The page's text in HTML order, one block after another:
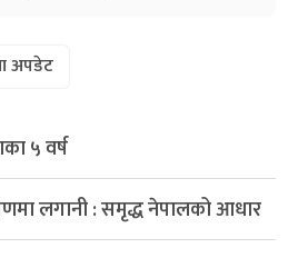
अपडेट
५ वर्ष
लगानी : समृद्ध नेपालको आधार